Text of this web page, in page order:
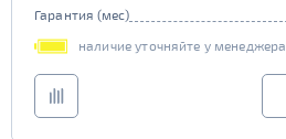
Гарантия (мес)
наличие уточняйте у менеджера